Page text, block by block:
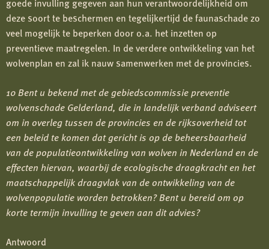
deze soort te beschermen en tegelijkertijd de faunaschade zo
veel mogelijk te beperken door o.a. het inzetten op
preventieve maatregelen. In de verdere ontwikkeling van het
wolvenplan en zal ik nauw samenwerken met de provincies.
10 Bent u bekend met de gebiedscommissie preventie
wolvenschade Gelderland, die in landelijk verband adviseert
om in overleg tussen de provincies en de rijksoverheid tot
een beleid te komen dat gericht is op de beheersbaarheid
van de populatieontwikkeling van wolven in Nederland en de
effecten hiervan, waarbij de ecologische draagkracht en het
maatschappelijk draagvlak van de ontwikkeling van de
wolvenpopulatie worden betrokken? Bent u bereid om op
korte termijn invulling te geven aan dit advies?
Antwoord